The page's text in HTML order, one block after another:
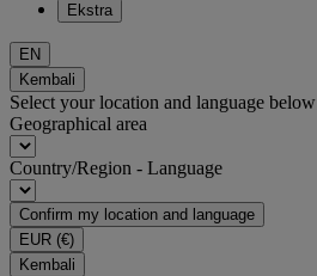
Ekstra
EN
Kembali
Select your location and language below
Geographical area
Country/Region - Language
Confirm my location and language
EUR (€)
Kembali